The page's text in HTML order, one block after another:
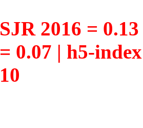
SJR 2016 =
= 0.07 | h5-
10